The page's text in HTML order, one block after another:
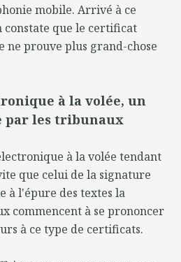
mobile. Arrivé à ce
constate que le certificat
ne prouve plus grand-chose
à la volée, un
par les tribunaux
à la volée tendant
que celui de la signature
à l'épure des textes la
commencent à se prononcer
à ce type de certificats.